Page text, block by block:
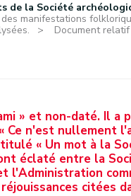
de la Société
manifestations
Document
» et non-daté. Il a
Ce n'est nullement
« Un mot à la
éclaté entre la
l'Administration
citées